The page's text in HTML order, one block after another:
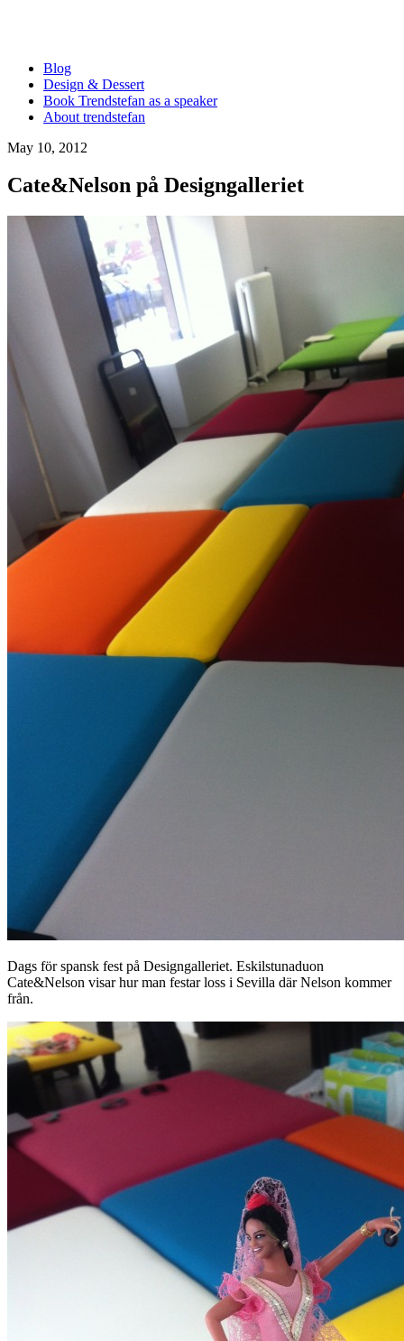
Blog
Design & Dessert
Book Trendstefan as a speaker
About trendstefan
May 10, 2012
Cate&Nelson på Designgalleriet
Dags för spansk fest på Designgalleriet. Eskilstunaduon
Cate&Nelson visar hur man festar loss i Sevilla där Nelson kommer
från.